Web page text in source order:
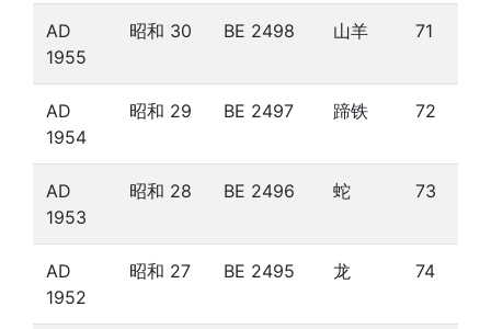
AD
1955
昭和 30 BE 2498 山羊 71
AD
1954
昭和 29 BE 2497 蹄铁 72
AD
1953
昭和 28 BE 2496 蛇 73
AD
1952
昭和 27 BE 2495 龙 74